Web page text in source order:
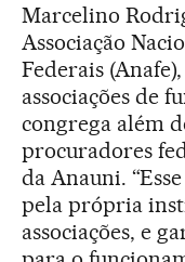
Marcelino
Associação
Federais
associações de
congrega além
procuradores
da Anauni.
pela própria
associações, e